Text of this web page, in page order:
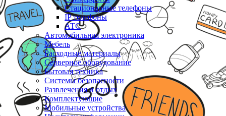
Стационарные телефоны
IP телефоны
АТС
Автомобильная электроника
Мебель
Расходные материалы
Серверное оборудование
Бытовая техника
Системы безопасности
Развлечения и отдых
Комплектующие
Мобильные устройства